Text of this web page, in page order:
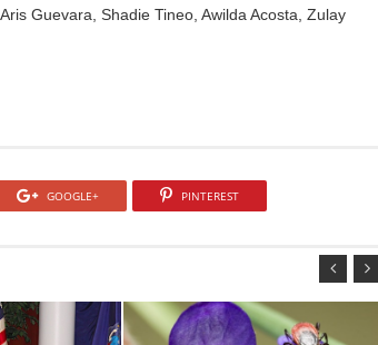
Guevara, Shadie Tineo, Awilda Acosta, Zulay
GOOGLE+ PINTEREST